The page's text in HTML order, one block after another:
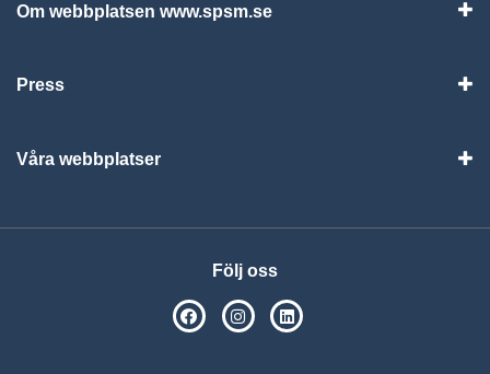
Om webbplatsen www.spsm.se
Press
Våra webbplatser
Följ oss
SPSM på Facebook
SPSM på Instagram